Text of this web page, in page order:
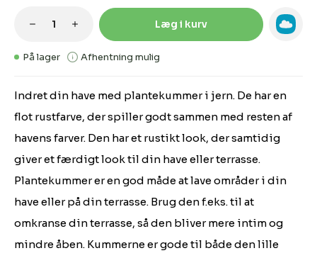
Indret din have med plantekummer i jern. De har en
flot rustfarve, der spiller godt sammen med resten af
havens farver. Den har et rustikt look, der samtidig
giver et færdigt look til din have eller terrasse.
Plantekummer er en god måde at lave områder i din
have eller på din terrasse. Brug den f.eks. til at
omkranse din terrasse, så den bliver mere intim og
mindre åben. Kummerne er gode til både den lille
På lager Afhentning mulig
Produktmængde: Indtast den
Læg i kurv